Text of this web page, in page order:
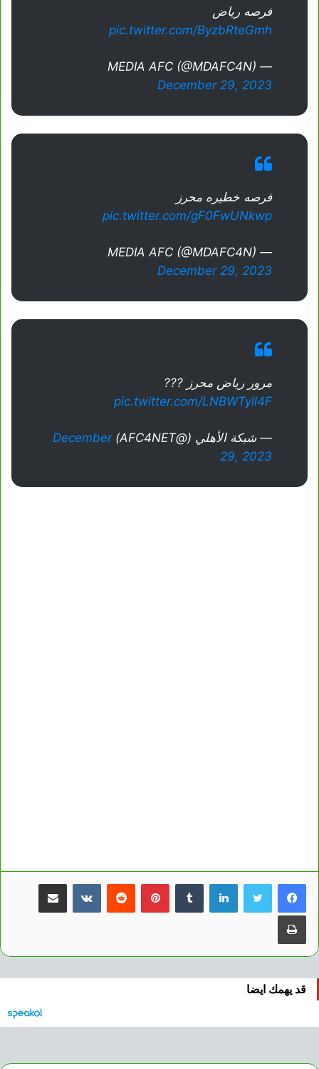
فرصه رياض
pic.twitter.com/ByzbRteGmh
— MEDIA AFC (@MDAFC4N)
December 29, 2023
فرصه خطيره محرز
pic.twitter.com/gF0FwUNkwp
— MEDIA AFC (@MDAFC4N)
December 29, 2023
مرور رياض محرز ???
pic.twitter.com/LNBWTyll4F
— شبكة الأهلي (@AFC4NET)
December
29, 2023
لينكدإن بينتيريست مشاركة عبر البريد
طباعة
قد يهمك ايضا